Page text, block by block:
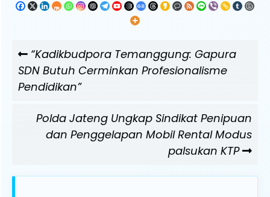
posPrevious
Post
“Kadikbudpora Temanggung: Gapura
SDN Butuh Cerminkan Profesionalisme
Pendidikan”
NextPolda Jateng Ungkap Sindikat Penipuan
dan Penggelapan Mobil Rental Modus
palsukan KTP